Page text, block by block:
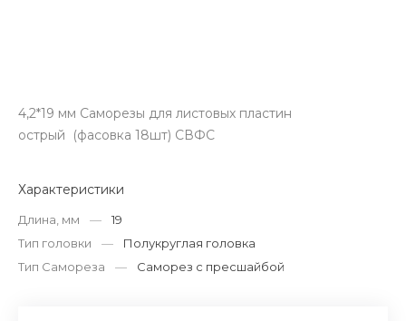
4,2*19 мм Саморезы для листовых пластин
острый (фасовка 18шт) СВФС
Характеристики
Длина, мм —
19
Тип головки
—
Полукруглая головка
Тип Самореза
— Саморез с пресшайбой